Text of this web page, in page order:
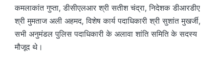
कमलाकांत गुप्ता, डीसीएलआर श्री सतीश चंद्रा, निदेशक डीआरडीए
श्री मुमताज अली अहमद, विशेष कार्य पदाधिकारी श्री सुशांत मुखर्जी,
सभी अनुमंडल पुलिस पदाधिकारी के अलावा शांति समिति के सदस्य
मौजूद थे।